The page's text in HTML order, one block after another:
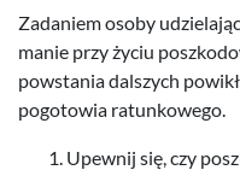
Zadaniem osoby
manie przy życiu
pow­sta­nia dal­szych
pogo­towia ratunkowego.
Upewnij się, czy